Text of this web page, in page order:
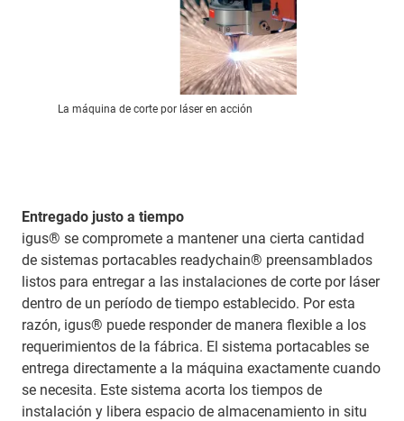
La máquina de corte por láser en acción
Entregado justo a tiempo
igus® se compromete a mantener una cierta cantidad
de sistemas portacables readychain® preensamblados
listos para entregar a las instalaciones de corte por láser
dentro de un período de tiempo establecido. Por esta
razón, igus® puede responder de manera flexible a los
requerimientos de la fábrica. El sistema portacables se
entrega directamente a la máquina exactamente cuando
se necesita. Este sistema acorta los tiempos de
instalación y libera espacio de almacenamiento in situ